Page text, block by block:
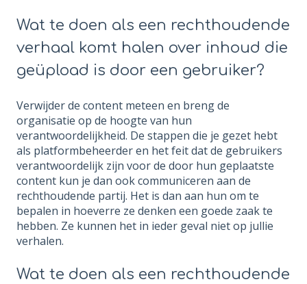
Wat te doen als een rechthoudende
verhaal komt halen over inhoud die
geüpload is door een gebruiker?
Verwijder de content meteen en breng de
organisatie op de hoogte van hun
verantwoordelijkheid. De stappen die je gezet hebt
als platformbeheerder en het feit dat de gebruikers
verantwoordelijk zijn voor de door hun geplaatste
content kun je dan ook communiceren aan de
rechthoudende partij. Het is dan aan hun om te
bepalen in hoeverre ze denken een goede zaak te
hebben. Ze kunnen het in ieder geval niet op jullie
verhalen.
Wat te doen als een rechthoudende